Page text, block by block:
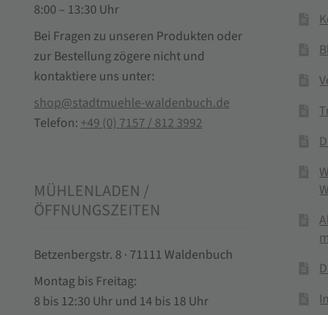
8:00 – 13:30 Uhr
Bei Fragen zu unseren Produkten oder
zur Bestellung zögere nicht und
kontaktiere uns unter:
shop@stadtmuehle-waldenbuch.de
Telefon: +49 (0) 7157 / 812 3992
MÜHLENLADEN /
ÖFFNUNGSZEITEN
Betzenbergstr. 8 · 71111 Waldenbuch
Montag bis Freitag:
8 bis 12:30 Uhr und 14 bis 18 Uhr